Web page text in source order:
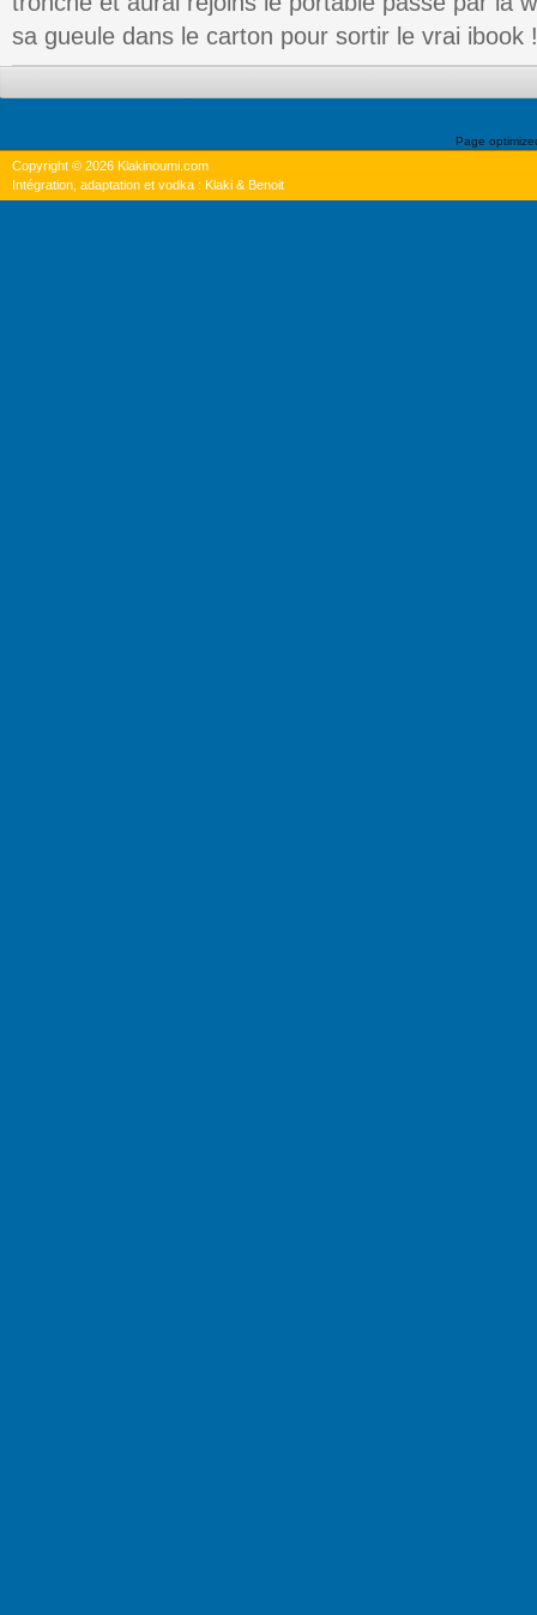
sa gueule dans le carton pour sortir le vrai ibook
Page
Copyright © 2026 Klakinoumi.com
Intégration, adaptation et vodka : Klaki & Benoit